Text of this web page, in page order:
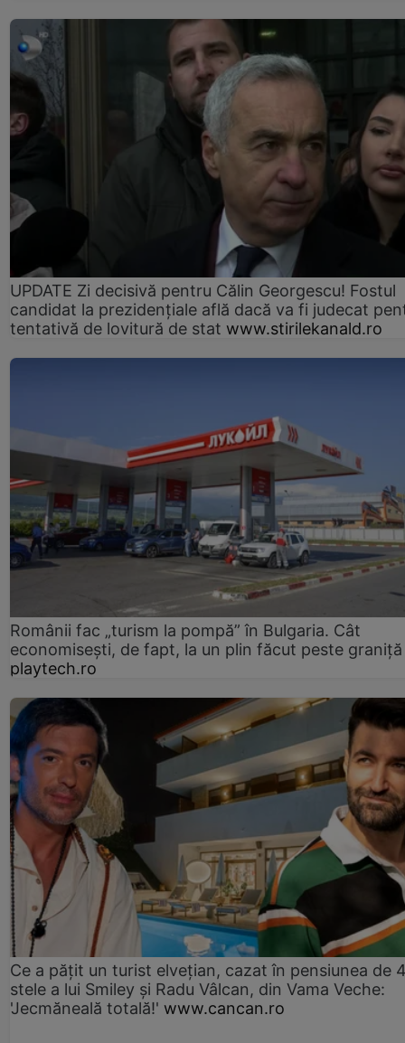
UPDATE Zi decisivă pentru Călin Georgescu! Fostul
candidat la prezidențiale află dacă va fi judecat
tentativă de lovitură de stat www.stirilekanald.ro
Românii fac „turism la pompă” în Bulgaria. Cât
economisești, de fapt, la un plin făcut peste graniță
playtech.ro
Ce a pățit un turist elvețian, cazat în pensiunea de
stele a lui Smiley și Radu Vâlcan, din Vama Veche:
'Jecmăneală totală!' www.cancan.ro